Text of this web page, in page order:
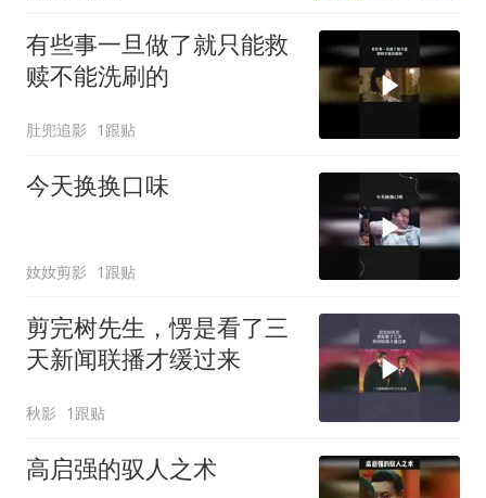
有些事一旦做了就只能救
赎不能洗刷的
肚兜追影 1跟贴
今天换换口味
奻奻剪影 1跟贴
剪完树先生，愣是看了三
天新闻联播才缓过来
秋影 1跟贴
高启强的驭人之术